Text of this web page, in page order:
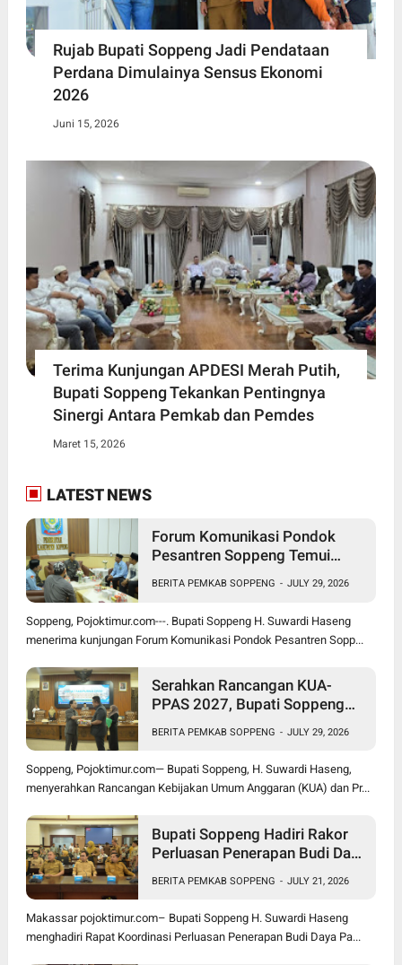
Rujab Bupati Soppeng Jadi Pendataan
Perdana Dimulainya Sensus Ekonomi
2026
Juni 15, 2026
Terima Kunjungan APDESI Merah Putih,
Bupati Soppeng Tekankan Pentingnya
Sinergi Antara Pemkab dan Pemdes
Maret 15, 2026
LATEST NEWS
Forum Komunikasi Pondok
Pesantren Soppeng Temui
BERITA PEMKAB SOPPENG - JULY 29, 2026
Soppeng, Pojoktimur.com---. Bupati Soppeng H. Suwardi Haseng
menerima kunjungan Forum Komunikasi Pondok Pesantren Sopp...
Serahkan Rancangan KUA-
PPAS 2027, Bupati Soppeng
Tengah Tekanan Fiskal
BERITA PEMKAB SOPPENG - JULY 29, 2026
Soppeng, Pojoktimur.com— Bupati Soppeng, H. Suwardi Haseng,
menyerahkan Rancangan Kebijakan Umum Anggaran (KUA) dan Pr...
Bupati Soppeng Hadiri Rakor
Perluasan Penerapan Budi Daya
BERITA PEMKAB SOPPENG - JULY 21, 2026
Makassar pojoktimur.com– Bupati Soppeng H. Suwardi Haseng
menghadiri Rapat Koordinasi Perluasan Penerapan Budi Daya Pa...